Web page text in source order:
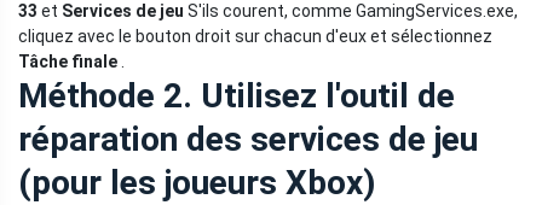
33 et Services de jeu S'ils courent, comme GamingServices.exe,
cliquez avec le bouton droit sur chacun d'eux et sélectionnez
Tâche finale
Méthode 2. Utilisez l'outil de
réparation des services de jeu
(pour les joueurs Xbox)